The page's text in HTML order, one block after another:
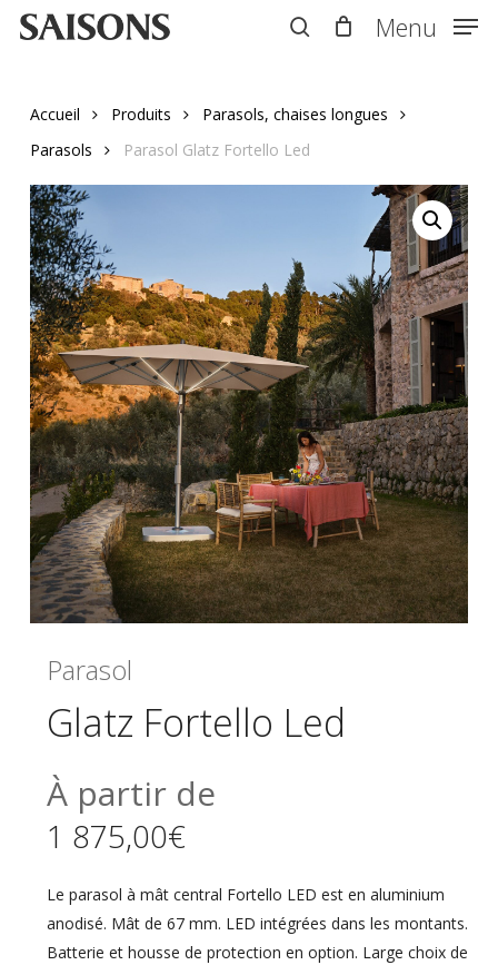
Skip
Menu
Accueil Produits
Parasols, chaises longues
Parasols
Parasol Glatz Fortello Led
Parasol
Glatz Fortello Led
À partir de
1 875,00€
Le parasol à mât central Fortello LED est en aluminium
anodisé. Mât de 67 mm. LED intégrées dans les montants.
Batterie et housse de protection en option. Large choix de